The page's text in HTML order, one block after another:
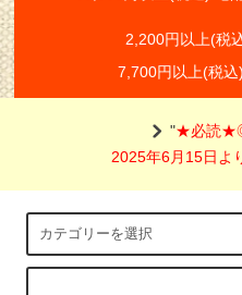
2,200円以上(税
7,700円以上(税
"★必読
2025年6月15日よ